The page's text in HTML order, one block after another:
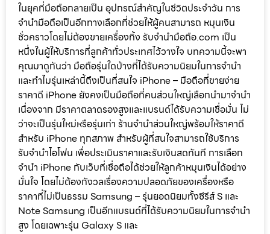
ในยุคที่มือถือกลายเป็น อุปกรณ์สำคัญในชีวิตประจำวัน การ
จำนำมือถือเป็นอีกทางเลือกที่ช่วยให้ผู้คนสามารถ หมุนเงิน
ชั่วคราวโดยไม่ต้องขายเครื่องทิ้ง รับจำนำมือถือ.com เป็น
หนึ่งในผู้ให้บริการที่ลูกค้าทั่วประเทศไว้วางใจ บทความนี้จะพา
คุณมาดูกันว่า มือถือรุ่นใดบ้างที่ได้รับความนิยมในการจำนำ
และทำไมรุ่นเหล่านี้ถึงเป็นที่สนใจ iPhone – มือถือที่ขายง่าย
ราคาดี iPhone ยังคงเป็นมือถือที่คนส่วนใหญ่เลือกนำมาจำนำ
เนื่องจาก มีราคาตลาดรองสูงและแบรนด์ได้รับความเชื่อมั่น ไม่
ว่าจะเป็นรุ่นใหม่หรือรุ่นเก่า ร้านจำนำส่วนใหญ่พร้อมให้ราคาดี
สำหรับ iPhone ทุกสภาพ สำหรับผู้ที่สนใจสามารถใช้บริการ
รับจำนำไอโฟน เพื่อประเมินราคาและรับเงินสดทันที การเลือก
จำนำ iPhone กับเว็บที่เชื่อถือได้ช่วยให้ลูกค้าหมุนเงินได้อย่าง
มั่นใจ โดยไม่ต้องกังวลเรื่องความปลอดภัยของเครื่องหรือ
ราคาที่ไม่เป็นธรรม Samsung – รุ่นยอดนิยมทั้งซีรีส์ S และ
Note Samsung เป็นอีกแบรนด์ที่ได้รับความนิยมในการจำนำ
สูง โดยเฉพาะรุ่น Galaxy S และ